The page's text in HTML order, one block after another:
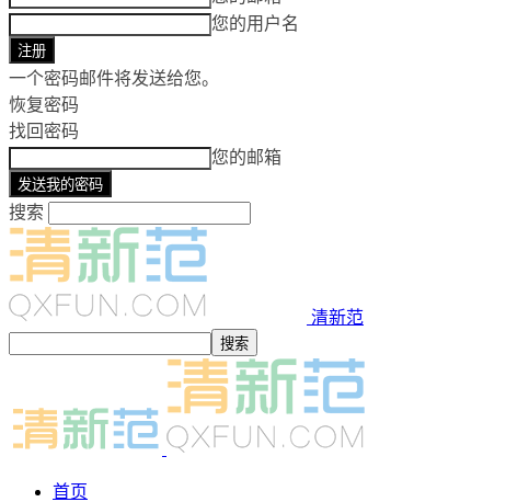
您的用户名
一个密码邮件将发送给您。
恢复密码
找回密码
您的邮箱
搜索
清新范
首页